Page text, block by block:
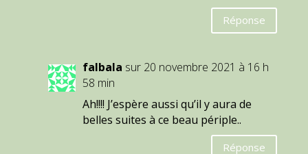
Réponse
falbala sur 20 novembre 2021 à 16 h
58 min
Ah!!!! J’espère aussi qu’il y aura de
belles suites à ce beau périple..
Réponse